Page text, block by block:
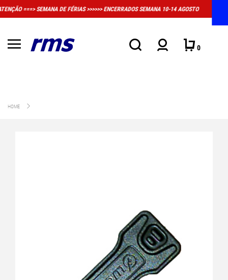
ENCERRADOS SEMANA 10-14 AGOSTO
MUITO IMPORTANTE: A LOJA FÍSICA
CONVENCIONAL
0
HOME